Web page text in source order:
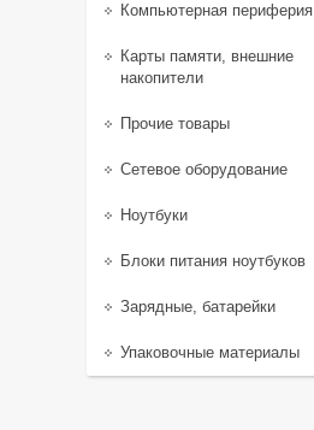
Компьютерная периферия
Карты памяти, внешние
накопители
Прочие товары
Сетевое оборудование
Ноутбуки
Блоки питания ноутбуков
Зарядные, батарейки
Упаковочные материалы